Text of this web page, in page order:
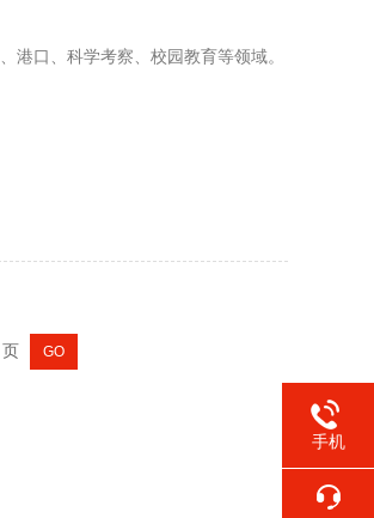
港口、科学考察、校园教育等领域。
页
手机